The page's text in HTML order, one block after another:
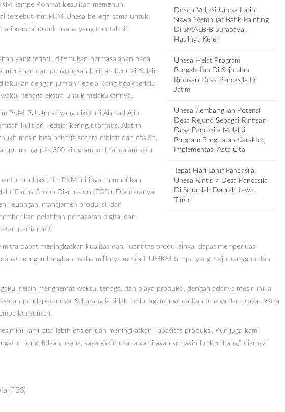
Dosen Vokasi Unesa Latih
Siswa Membuat Batik Painting
Di SMALB-B Surabaya,
Hasilnya Keren
Unesa Helat Program
Pengabdian Di Sejumlah
Rintisan Desa Pancasila Di
Jatim
Unesa Kembangkan Potensi
Desa Rejuno Sebagai Rintisan
Desa Pancasila Melalui
Program Penguatan Karakter,
Implementasi Asta Cita
Tepat Hari Lahir Pancasila,
Unesa Rintis 7 Desa Pancasila
Di Sejumlah Daerah Jawa
Timur
Tempe Rohmat kesulitan memenuhi
tersebut, tim PKM Unesa bekerja sama untuk
ari kedelai untuk usaha yang terletak di
yang terjadi, ditemukan permasalahan pada
dan pengupasan kulit ari kedelai. Selain
dengan jumlah kedelai yang tidak terlalu
tenaga ekstra untuk melakukannya.
PKM-PU Unesa yang diketuai Ahmad Ajib
kulit ari kedelai kering otomatis. Alat ini
mesin bisa bekerja secara efektif dan efisien.
mengupas 300 kilogram kedelai dalam satu
produksi, tim PKM ini juga memberikan
Focus Group Discussion (FGD). Diantaranya
keuangan, manajemen produksi, dan
pelatihan pemasaran digital dan
partisipatif.
dapat meningkatkan kualitas dan kuantitas produksinya, dapat memperluas
mengembangkan usaha miliknya menjadi UMKM tempe yang maju, tangguh dan
selain menghemat waktu, tenaga, dan biaya produksi, dengan adanya mesin ini ia
dan pendapatannya. Sekarang ia tidak perlu lagi mengeluarkan tenaga dan biaya ekstra
konsumen.
ini kami bisa lebih efisien dan meningkatkan kapasitas produksi. Pun juga kami
pengelolaan usaha, saya yakin usaha kami akan semakin berkembang,” ujarnya
(FBS)